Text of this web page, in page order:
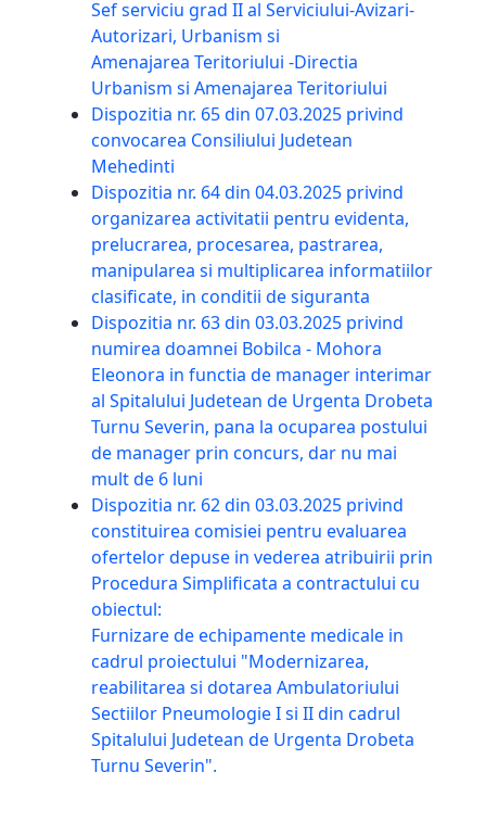
Sef serviciu grad II al Serviciului-Avizari-
Autorizari, Urbanism si
Amenajarea Teritoriului -Directia
Urbanism si Amenajarea Teritoriului
Dispozitia nr. 65 din 07.03.2025 privind
convocarea Consiliului Judetean
Mehedinti
Dispozitia nr. 64 din 04.03.2025 privind
organizarea activitatii pentru evidenta,
prelucrarea, procesarea, pastrarea,
manipularea si multiplicarea informatiilor
clasificate, in conditii de siguranta
Dispozitia nr. 63 din 03.03.2025 privind
numirea doamnei Bobilca - Mohora
Eleonora in functia de manager interimar
al Spitalului Judetean de Urgenta Drobeta
Turnu Severin, pana la ocuparea postului
de manager prin concurs, dar nu mai
mult de 6 luni
Dispozitia nr. 62 din 03.03.2025 privind
constituirea comisiei pentru evaluarea
ofertelor depuse in vederea atribuirii prin
Procedura Simplificata a contractului cu
obiectul:
Furnizare de echipamente medicale in
cadrul proiectului "Modernizarea,
reabilitarea si dotarea Ambulatoriului
Sectiilor Pneumologie I si II din cadrul
Spitalului Judetean de Urgenta Drobeta
Turnu Severin".